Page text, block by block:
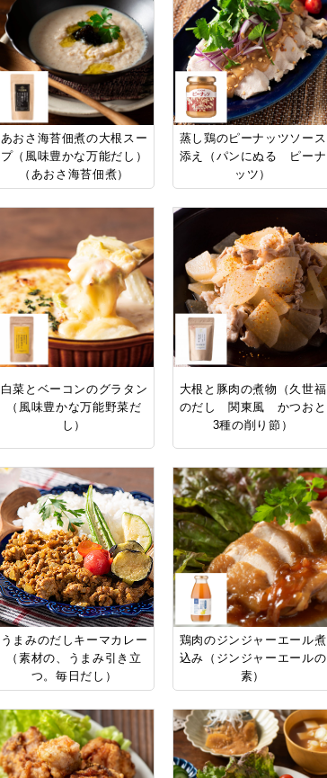
あおさ海苔佃煮の大根スー
プ（風味豊かな万能だし）
（あおさ海苔佃煮）
蒸し鶏のピーナッツソース
添え（パンにぬる ピーナ
ッツ）
白菜とベーコンのグラタン
（風味豊かな万能野菜だ
し）
大根と豚肉の煮物（久世福
のだし 関東風 かつおと
3種の削り節）
うまみのだしキーマカレー
（素材の、うまみ引き立
つ。毎日だし）
鶏肉のジンジャーエール煮
込み（ジンジャーエールの
素）